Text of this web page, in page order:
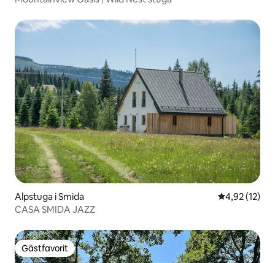
Alpstuga i Smida 4,92 av 5 i
4,92 (12)
CASA SMIDA JAZZ
Gästfavorit
Gästfavorit